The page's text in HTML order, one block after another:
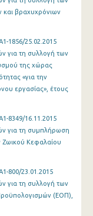
και βραχυχρόνιων
1856/25.02.2015
για τη συλλογή των
της χώρας
«για την
εργασίας», έτους
8349/16.11.2015
για τη συμπλήρωση
Κεφαλαίου
800/23.01.2015
για τη συλλογή των
(ΕΟΠ),